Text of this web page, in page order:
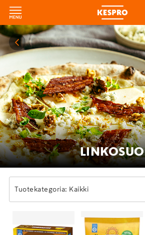
LINKOSUO
Tuotekategoria: Kaikki